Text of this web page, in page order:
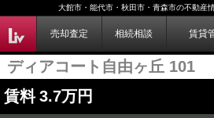
大館市・能代市・秋田市・青森市の不動産
売却査定 相続相談 賃貸
ディアコート自由ヶ丘 101
賃料 3.7万円